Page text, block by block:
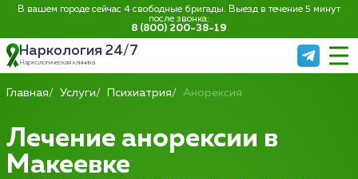
В вашем городе сейчас 4 свободные бригады. Выезд в течение 5 минут
после звонка:
8 (800) 200-38-19
Наркология 24/7
Наркологическая клиника
Главная Услуги Психиатрия Анорексия
Лечение анорексии в
Макеевке